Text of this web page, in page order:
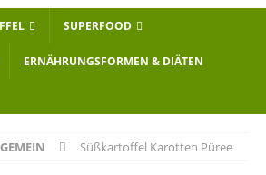
SUPERFOOD
ERNÄHRUNGSFORMEN & DIÄTEN
Süßkartoffel Karotten Püree